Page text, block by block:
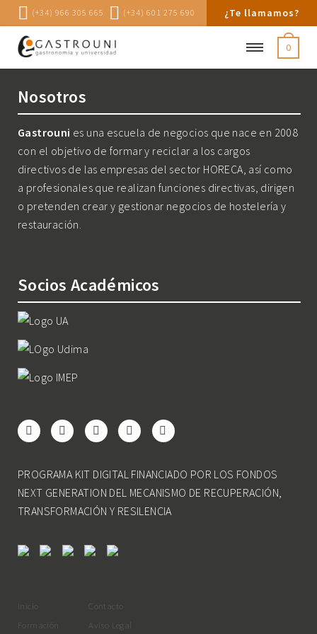
(+34) 966 305 665 (+34) 601 275 690 ¿Te llamamos?
0
Nosotros
Gastrouni es una escuela de negocios que nace en 2008
con el objetivo de formar y reciclar a los cargos
directivos de las empresas del sector HORECA, así como
a profesionales que realizan funciones directivas, dirigen
o pretenden crear y gestionar negocios de hostelería y
restauración.
Socios Académicos
PROGRAMA KIT DIGITAL FINANCIADO POR LOS FONDOS
NEXT GENERATION DEL MECANISMO DE RECUPERACIÓN,
TRANSFORMACIÓN Y RESILENCIA
Inicio
Formación
Contacto
Aviso Legal